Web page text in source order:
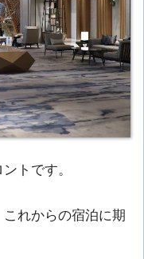
トです。
れからの宿泊に期